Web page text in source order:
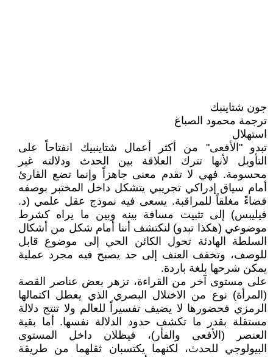
جون شتاينبك
ترجمة محمود الصباغ
استهلال
تبدو "الأفعى" من أكثر أعمال شتاينبيك انفتاحاً على
التأويل لأنها تترك العلاقة بين الحدث ودلالته غير
محسومة. فهي لا تقدم معنى جاهزاً وإنما تضع القارئ
أمام سياق إدراكي تجريبي يتشكل داخل المختبر بوصفه
فضاءً مغلقاً للمراقبة. يسعى فيه نموذج عقل علمي (د.
فيليبس) إلى تثبيت مسافة بينه وبين ما يراه كشرط
موضوعي (هكذا تبدو) لنكتشف أننا أمام شكل من أشكال
السلطة الهادئة تحول الكائن الحي إلى موضوع قابل
للوصف، وتخفف العنف إلى حد يصبح فيه مجرد عملية
يمكن شرحها بلغة باردة.
على مستوى آخر من القراءة، تزهر بعض عناصر القصة
(المرأة) نوع من الاختلال البصري الذي يعطل اكتمالها
الرمزي فحضورها لا يضيف تفسيراً للعالم ولا تنتج دلالة
مستقلة بقدر ما تكشف حدود الدلالة نفسها. أما بقية
العنصر (الأفعى والفأر)، فيظلان داخل المستوى
البيولوجي للحدث، لكنهما يكتسبان ثقلهما من طريقة